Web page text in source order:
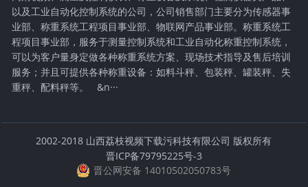
以及工业自动化控制系统的公司，公司销售部门主要分为传感器事
业部、称重系统工程项目事业部、物联网产品事业部。称重系统工
程项目事业部，服务于测量控制系统和工业自动化称重控制系统，
可以为客户量身定做各种称重系统方案、现场技术指导及售后培训
服务；并且可提供各种称重设备：如料斗秤、包装秤、罐装秤、失
重秤、配料秤等。 &n···
2002-2018 山西荔枝视频下载污科技有限公司 版权所有
晋ICP备79795225号-3
晋公网安备 14010502050783号